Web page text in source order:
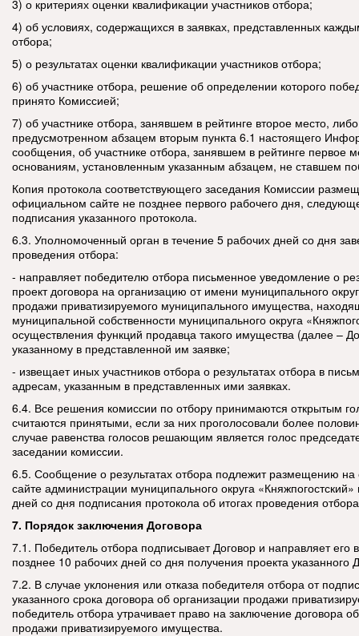
3) о критериях оценки квалификации участников отбора;
4) об условиях, содержащихся в заявках, представленных
отбора;
5) о результатах оценки квалификации участников отбора;
6) об участнике отбора, решение об определении которого
принято Комиссией;
7) об участнике отбора, занявшем в рейтинге второе место,
предусмотренном абзацем вторым пункта 6.1 настоящего
сообщения, об участнике отбора, занявшем в рейтинге первое
основаниям, установленным указанным абзацем, не ставшем
Копия протокола соответствующего заседания Комиссии
официальном сайте не позднее первого рабочего дня,
подписания указанного протокола.
6.3. Уполномоченный орган в течение 5 рабочих дней со дня
проведения отбора:
- направляет победителю отбора письменное уведомление о
проект договора на организацию от имени муниципального
продажи приватизируемого муниципального имущества,
муниципальной собственности муниципального округа
осуществления функций продавца такого имущества (далее –
указанному в представленной им заявке;
- извещает иных участников отбора о результатах отбора в
адресам, указанным в представленных ими заявках.
6.4. Все решения комиссии по отбору принимаются открытым
считаются принятыми, если за них проголосовали более
случае равенства голосов решающим является голос
заседании комиссии.
6.5. Сообщение о результатах отбора подлежит размещению
сайте администрации муниципального округа
дней со дня подписания протокола об итогах проведения
7. Порядок заключения Договора
7.1. Победитель отбора подписывает Договор и направляет его
позднее 10 рабочих дней со дня получения проекта указанного
7.2. В случае уклонения или отказа победителя отбора от
указанного срока договора об организации продажи
победитель отбора утрачивает право на заключение договора
продажи приватизируемого имущества.